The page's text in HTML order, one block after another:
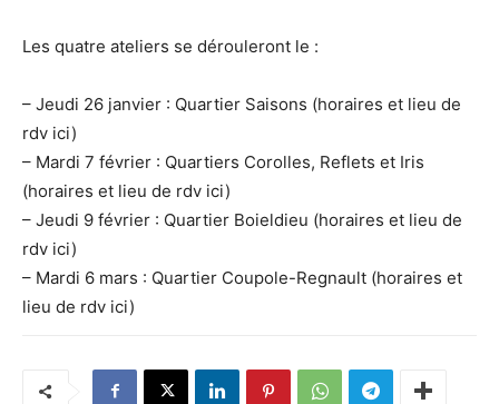
Les quatre ateliers se dérouleront le :
– Jeudi 26 janvier : Quartier Saisons (horaires et lieu de
rdv ici)
– Mardi 7 février : Quartiers Corolles, Reflets et Iris
(horaires et lieu de rdv ici)
– Jeudi 9 février : Quartier Boieldieu (horaires et lieu de
rdv ici)
– Mardi 6 mars : Quartier Coupole-Regnault (horaires et
lieu de rdv ici)